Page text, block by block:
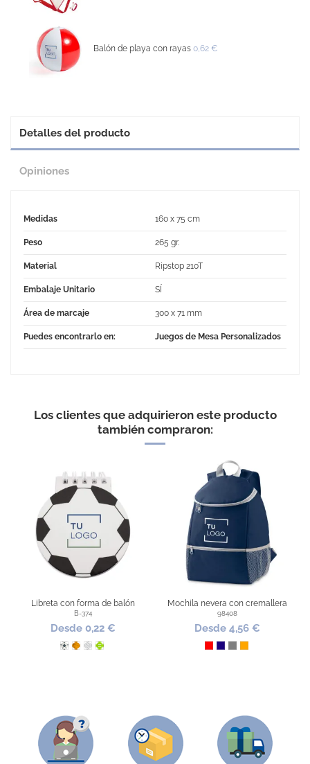
Balón de playa con rayas 0,62 €
Detalles del producto
Opiniones
Medidas 160 x 75 cm
Peso 265 gr.
Material Ripstop 210T
Embalaje Unitario SÍ
Área de marcaje 300 x 71 mm
Puedes encontrarlo en: Juegos de Mesa Personalizados
Los clientes que adquirieron este producto
también compraron:
Libreta con forma de balón
B-374
Desde 0,22 €
FútbolBaloncesto
GolfTenis
Mochila nevera con cremallera
98408
Desde 4,56 €
RojoAzul Oscuro
GrisNaranja